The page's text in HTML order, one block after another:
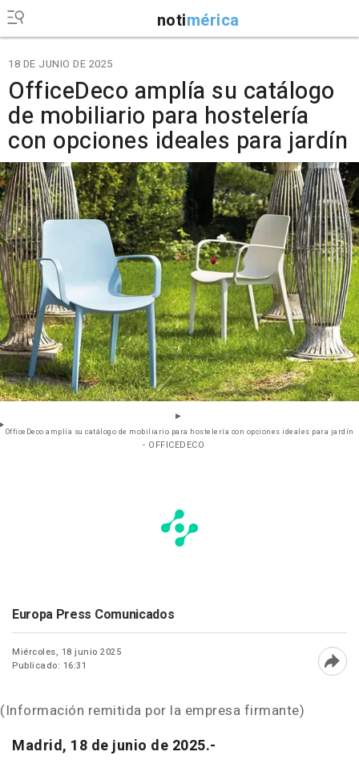
notimérica
18 DE JUNIO DE 2025
OfficeDeco amplía su catálogo
de mobiliario para hostelería
con opciones ideales para jardín
OfficeDeco amplía su catálogo de mobiliario para hostelería con opciones ideales para jardín
- OFFICEDECO
Europa Press Comunicados
Miércoles, 18 junio 2025
Publicado: 16:31
(Información remitida por la empresa firmante)
Madrid, 18 de junio de 2025.-